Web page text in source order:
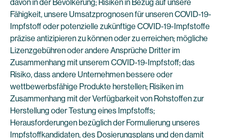
davon in der Bevölkerung; Risiken in Bezug auf unsere
Fähigkeit, unsere Umsatzprognosen für unseren COVID-19-
Impfstoff oder potenzielle zukünftige COVID-19-Impfstoffe
präzise antizipieren zu können oder zu erreichen; mögliche
Lizenzgebühren oder andere Ansprüche Dritter im
Zusammenhang mit unserem COVID-19-Impfstoff; das
Risiko, dass andere Unternehmen bessere oder
wettbewerbsfähige Produkte herstellen; Risiken im
Zusammenhang mit der Verfügbarkeit von Rohstoffen zur
Herstellung oder Testung eines Impfstoffs;
Herausforderungen bezüglich der Formulierung unseres
Impfstoffkandidaten, des Dosierungsplans und den damit